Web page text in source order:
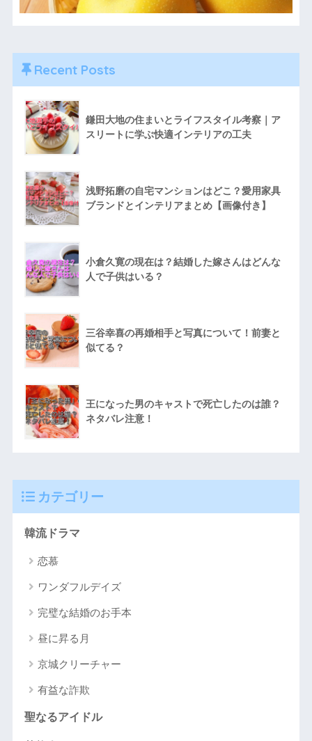
Recent Posts
鎌田大地の住まいとライフスタイル考察｜ア
スリートに学ぶ快適インテリアの工夫
浅野拓磨の自宅マンションはどこ？愛用家具
ブランドとインテリアまとめ【画像付き】
小倉久寛の現在は？結婚した嫁さんはどんな
人で子供はいる？
三谷幸喜の再婚相手と写真について！前妻と
似てる？
王になった男のキャストで死亡したのは誰？
ネタバレ注意！
カテゴリー
韓流ドラマ
恋慕
ワンダフルデイズ
完璧な結婚のお手本
昼に昇る月
京城クリーチャー
有益な詐欺
聖なるアイドル